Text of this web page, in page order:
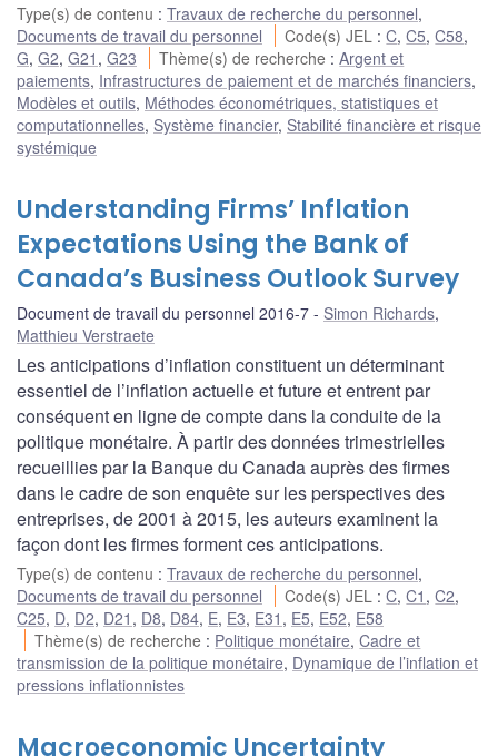
Type(s) de contenu : Travaux de recherche du personnel,
Documents de travail du personnel
Code(s) JEL :C,C5,C58,
G, G2, G21 , G23 Thème(s) de recherche :Argent et
paiements, Infrastructures de paiement et de marchés financiers,
Modèles et outils, Méthodes économétriques, statistiques et
computationnelles, Système financier, Stabilité financière et risque
systémique
Understanding Firms’ Inflation
Expectations Using the Bank of
Canada’s Business Outlook Survey
Document de travail du personnel 2016-7 Simon Richards,
Matthieu Verstraete
Les anticipations d’inflation constituent un déterminant
essentiel de l’inflation actuelle et future et entrent par
conséquent en ligne de compte dans la conduite de la
politique monétaire. À partir des données trimestrielles
recueillies par la Banque du Canada auprès des firmes
dans le cadre de son enquête sur les perspectives des
entreprises, de 2001 à 2015, les auteurs examinent la
façon dont les firmes forment ces anticipations.
Type(s) de contenu : Travaux de recherche du personnel,
Documents de travail du personnel
Code(s) JEL :C,C1 ,C2,
C25, D, D2, D21 , D8, D84, E, E3, E31 , E5, E52, E58
Thème(s) de recherche : Politique monétaire,Cadre et
transmission de la politique monétaire, Dynamique de l’inflation et
pressions inflationnistes
Macroeconomic Uncertainty